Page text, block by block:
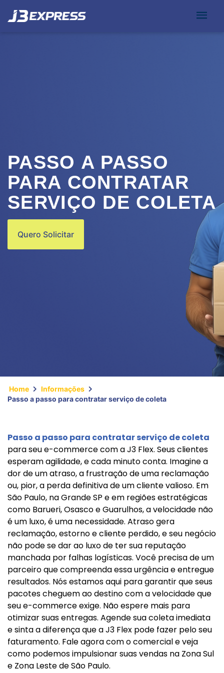
PASSO A PASSO
PARA CONTRATAR
SERVIÇO DE COLETA
Quero Solicitar
Home
Informações
Passo a passo para contratar serviço de coleta
Passo a passo para contratar serviço de coleta
para seu e-commerce com a J3 Flex. Seus clientes
esperam agilidade, e cada minuto conta. Imagine a
dor de um atraso, a frustração de uma reclamação
ou, pior, a perda definitiva de um cliente valioso. Em
São Paulo, na Grande SP e em regiões estratégicas
como Barueri, Osasco e Guarulhos, a velocidade não
é um luxo, é uma necessidade. Atraso gera
reclamação, estorno e cliente perdido, e seu negócio
não pode se dar ao luxo de ter sua reputação
manchada por falhas logísticas. Você precisa de um
parceiro que compreenda essa urgência e entregue
resultados. Nós estamos aqui para garantir que seus
pacotes cheguem ao destino com a velocidade que
seu e-commerce exige. Não espere mais para
otimizar suas entregas. Agende sua coleta imediata
e sinta a diferença que a J3 Flex pode fazer pelo seu
faturamento. Fale agora com o comercial e veja
como podemos impulsionar suas vendas na Zona Sul
e Zona Leste de São Paulo.